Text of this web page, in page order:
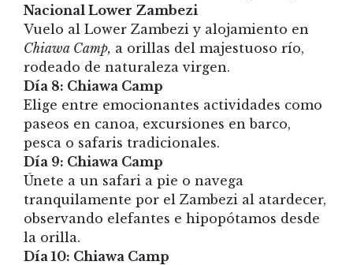
Nacional Lower Zambezi
Vuelo al Lower Zambezi y alojamiento en
Chiawa Camp, a orillas del majestuoso río,
rodeado de naturaleza virgen.
Día 8: Chiawa Camp
Elige entre emocionantes actividades como
paseos en canoa, excursiones en barco,
pesca o safaris tradicionales.
Día 9: Chiawa Camp
Únete a un safari a pie o navega
tranquilamente por el Zambezi al atardecer,
observando elefantes e hipopótamos desde
la orilla.
Día 10: Chiawa Camp